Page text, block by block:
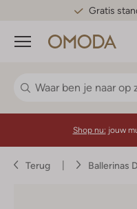
Gratis
Menu
Shop nu: jouw
Terug Ballerinas